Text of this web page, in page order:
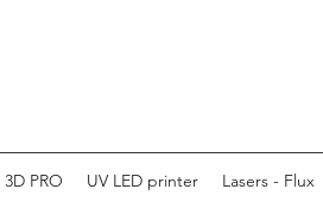
PRO UV LED printer Lasers - Flux